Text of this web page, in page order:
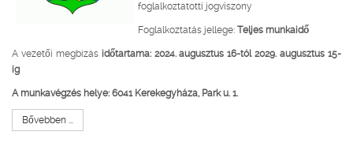
foglalkoztatotti jogviszony
Foglalkoztatás jellege: Teljes munkaidő
A vezetői megbízás időtartama: 2024. augusztus 16-tól 2029. augusztus 15-
ig
A munkavégzés helye: 6041 Kerekegyháza, Park u. 1.
Bővebben ...